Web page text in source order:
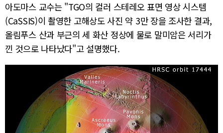
아도마스 교수는 "TGO의 컬러 스테레오 표면 영상 시스템
(CaSSIS)이 촬영한 고해상도 사진 약 3만 장을 조사한 결과,
올림푸스 산과 부근의 세 화산 정상에 물로 말미암은 서리가
낀 것으로 나타났다"고 설명했다.